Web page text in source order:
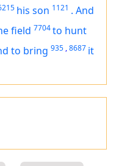
his son 1121 . And
field 7704to hunt
to bring 935 ,8687 it